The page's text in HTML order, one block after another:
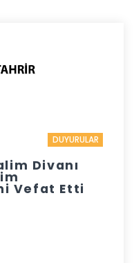
DUYURULAR
Divanı
Vefat Etti